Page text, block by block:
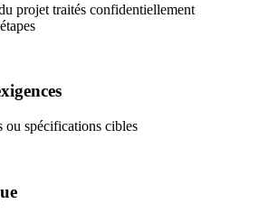
projet traités confidentiellement
ou spécifications cibles